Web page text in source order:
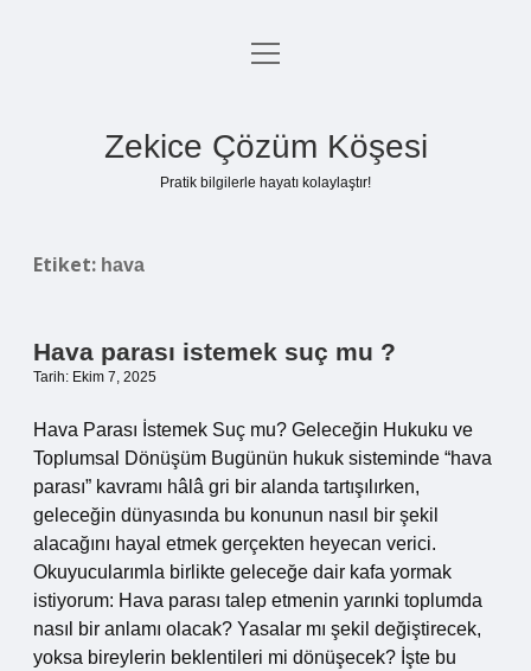
Anasayfa
Yasal Uyarı
menüyü
Zekice Çözüm Köşesi
Pratik bilgilerle hayatı kolaylaştır!
Etiket: hava
Hava parası istemek suç mu ?
Tarih: Ekim 7, 2025
Hava Parası İstemek Suç mu? Geleceğin Hukuku ve
Toplumsal Dönüşüm Bugünün hukuk sisteminde “hava
parası” kavramı hâlâ gri bir alanda tartışılırken,
geleceğin dünyasında bu konunun nasıl bir şekil
alacağını hayal etmek gerçekten heyecan verici.
Okuyucularımla birlikte geleceğe dair kafa yormak
istiyorum: Hava parası talep etmenin yarınki toplumda
nasıl bir anlamı olacak? Yasalar mı şekil değiştirecek,
yoksa bireylerin beklentileri mi dönüşecek? İşte bu